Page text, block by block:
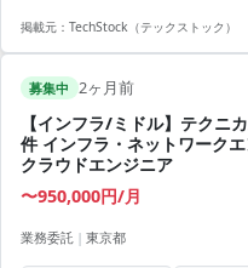
掲載元： TechStock（テックストック）
募集中 2ヶ月前
【インフラ/ミドル】テクニ
件 インフラ・ネットワーク
クラウドエンジニア
〜950,000円/月
業務委託 | 東京都